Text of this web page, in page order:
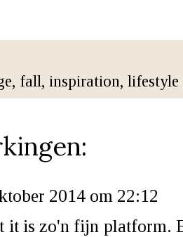
, fall, inspiration, lifestyle
2014 om 22:12
it is zo'n fijn platform.